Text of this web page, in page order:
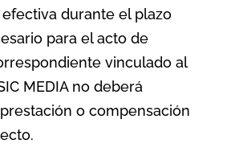
durante el plazo
para el acto de
vinculado al
MEDIA no deberá
o compensación